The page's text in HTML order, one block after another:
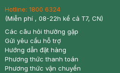
Hotline: 1800 6324
(Miễn phí , 08-22h kể cả T7, CN)
Các câu hỏi thường gặp
Gửi yêu cầu hỗ trợ
Hướng dẫn đặt hàng
Phương thức thanh toán
Phương thức vận chuyển